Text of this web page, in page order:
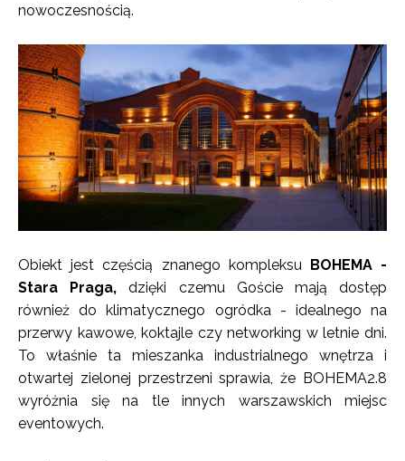
nowoczesnością.
Obiekt jest częścią znanego kompleksu BOHEMA -
Stara Praga, dzięki czemu Goście mają dostęp
również do klimatycznego ogródka - idealnego na
przerwy kawowe, koktajle czy networking w letnie dni.
To właśnie ta mieszanka industrialnego wnętrza i
otwartej zielonej przestrzeni sprawia, że BOHEMA2.8
wyróżnia się na tle innych warszawskich miejsc
eventowych.